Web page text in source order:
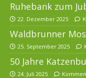
Ruhebank zum
22. Dezember 2025
Waldbrunner
25. September 2025
50 Jahre
24. Juli 2025